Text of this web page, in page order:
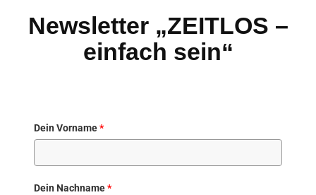
Newsletter „ZEITLOS –
einfach sein“
Dein Vorname*
Dein Nachname*